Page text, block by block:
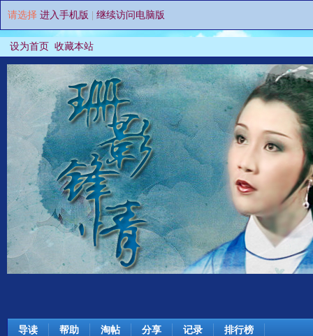
请选择 进入手机版 继续访问电脑版
设为首页 收藏本站
导读 帮助 淘帖 分享 记录 排行榜